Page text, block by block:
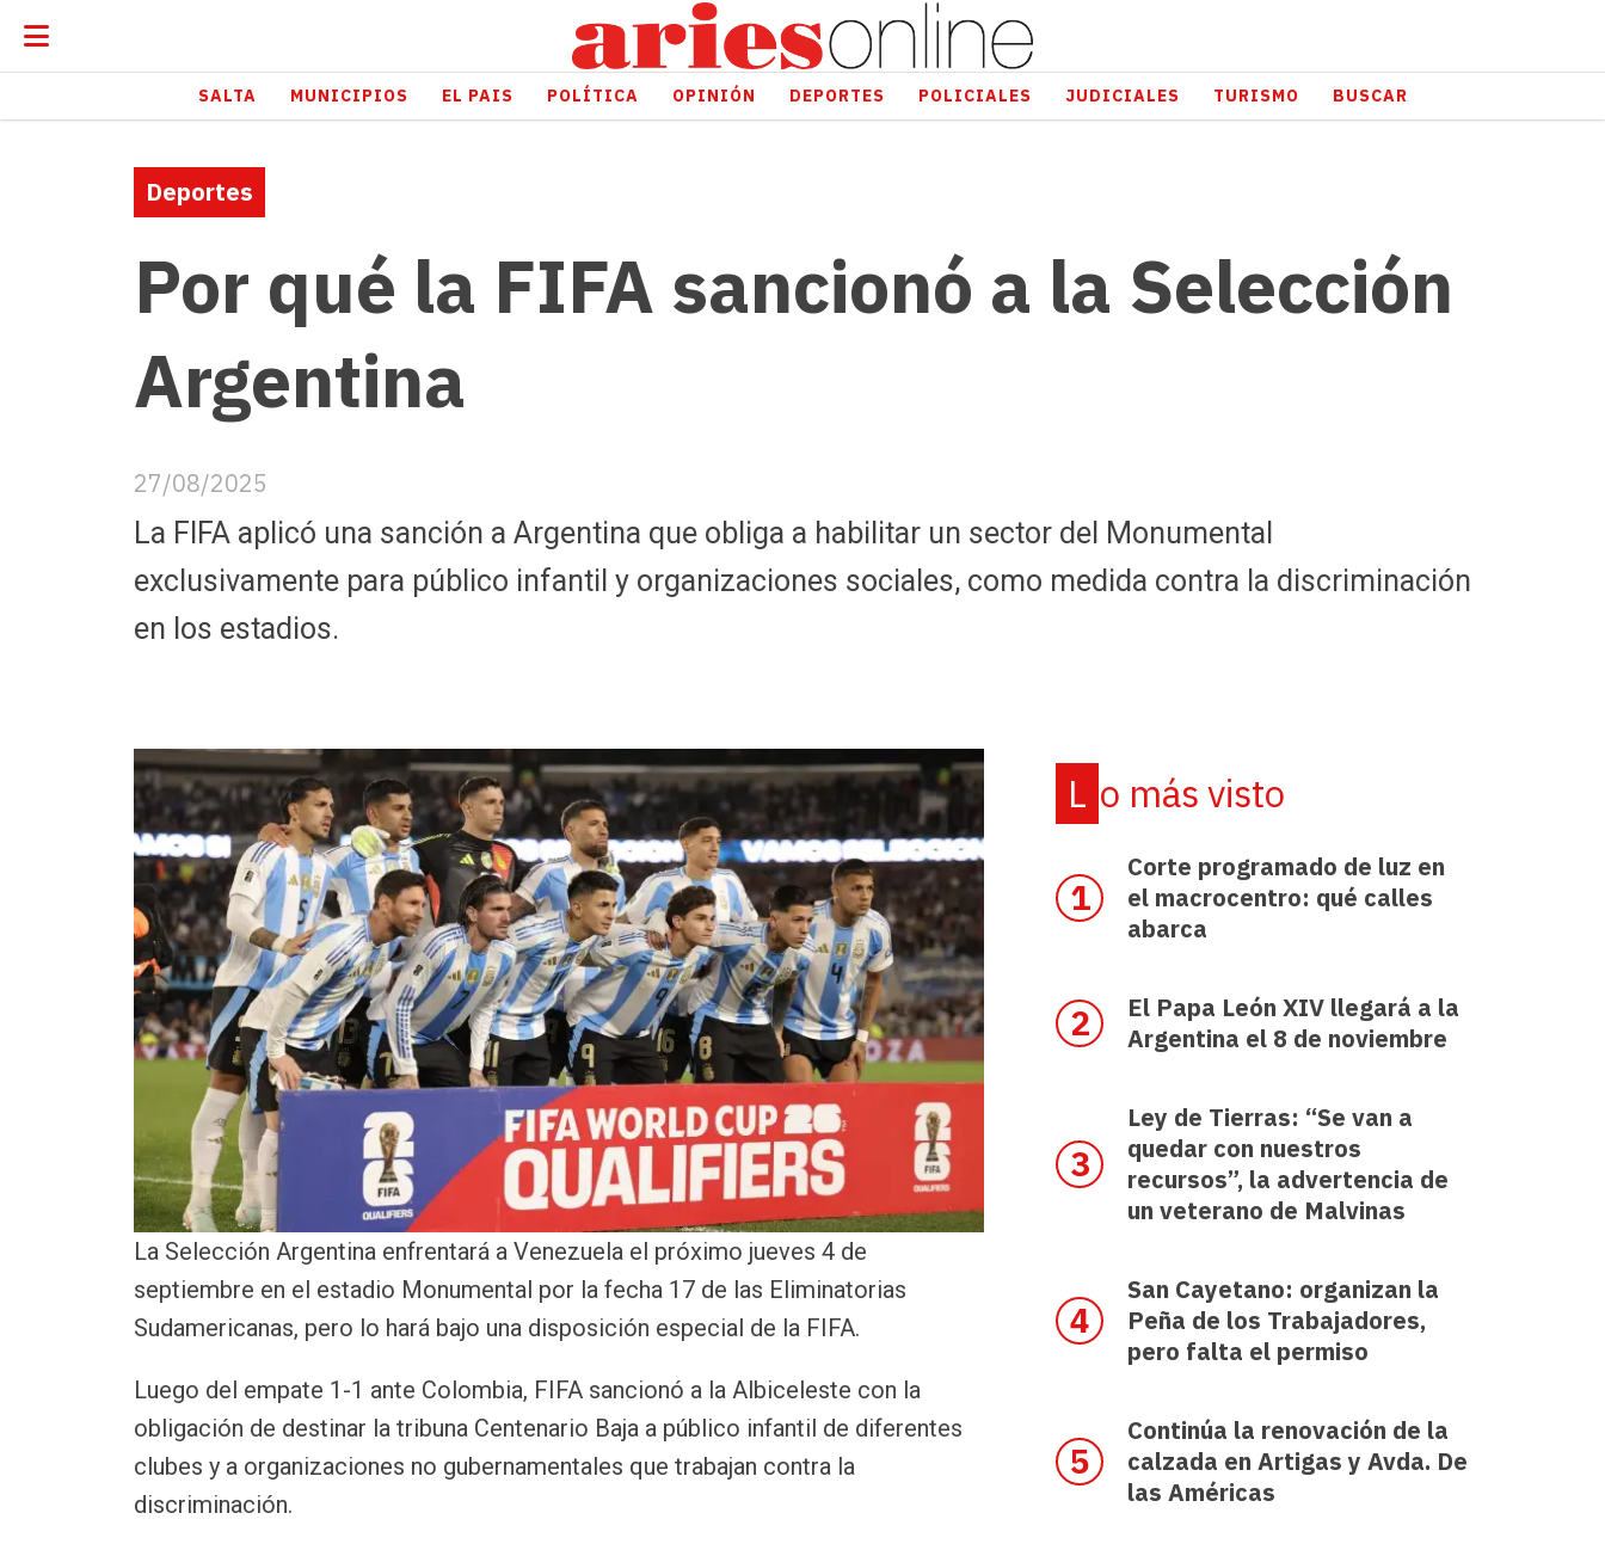
SALTA MUNICIPIOS EL PAIS POLÍTICA OPINIÓN DEPORTES POLICIALES JUDICIALES TURISMO BUSCAR
Por qué la FIFA sancionó a la Selección
Argentina
La FIFA aplicó una sanción a Argentina que obliga a habilitar un sector del Monumental
exclusivamente para público infantil y organizaciones sociales, como medida contra la discriminación
en los estadios.
Deportes
27/08/2025
La Selección Argentina enfrentará a Venezuela el próximo jueves 4 de
septiembre en el estadio Monumental por la fecha 17 de las Eliminatorias
Sudamericanas, pero lo hará bajo una disposición especial de la FIFA.
Luego del empate 1-1 ante Colombia, FIFA sancionó a la Albiceleste con la
obligación de destinar la tribuna Centenario Baja a público infantil de diferentes
clubes y a organizaciones no gubernamentales que trabajan contra la
discriminación.
Lo más visto
Corte programado de luz en
el macrocentro: qué calles
abarca
El Papa León XIV llegará a la
Argentina el 8 de noviembre
Ley de Tierras: “Se van a
quedar con nuestros
recursos”, la advertencia de
un veterano de Malvinas
San Cayetano: organizan la
Peña de los Trabajadores,
pero falta el permiso
Continúa la renovación de la
calzada en Artigas y Avda. De
las Américas